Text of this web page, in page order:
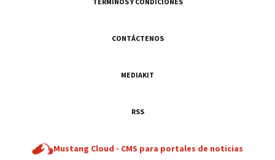
CONTÁCTENOS
MEDIAKIT
RSS
Mustang Cloud - CMS para portales de noticias